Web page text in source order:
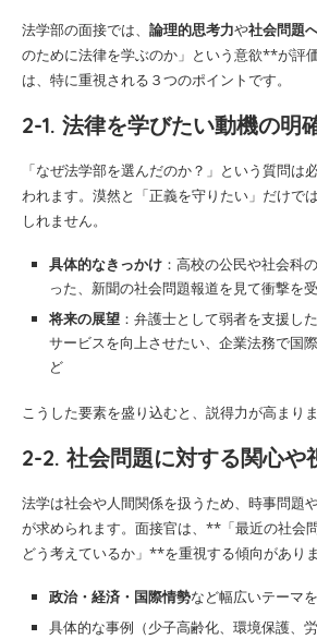
法学部の面接では、 論理的思考力や社会問題
のために法律を学ぶのか」という意欲**が評
は、特に重視される３つのポイントです。
2-1. 法律を学びたい動機の明
「なぜ法学部を選んだのか？」という質問は
われます。漠然と「正義を守りたい」だけで
しれません。
具体的なきっかけ ：高校の公民や社会科
った、新聞の社会問題報道を見て衝撃を
将来の展望 ：弁護士として弱者を支援し
サービスを向上させたい、企業法務で国
ど
こうした要素を盛り込むと、説得力が高まりま
2-2. 社会問題に対する関心や
法学は社会や人間関係を扱うため、時事問題
が求められます。面接官は、**「最近の社会
どう考えているか」**を重視する傾向がありま
政治・経済・国際情勢など幅広いテーマ
具体的な事例（少子高齢化、環境保護、